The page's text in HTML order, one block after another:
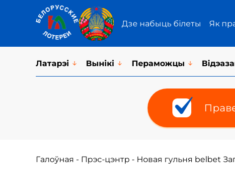
Дзе набыць білеты Як
Латарэi Вынікі Пераможцы
Галоўная - Прэс-цэнтр - Новая гульня belbet